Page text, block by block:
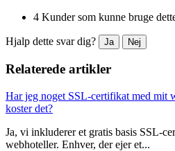
4 Kunder som kunne bruge
Hjalp dette svar dig? Ja Nej
Relaterede artikler
Har jeg noget SSL-certifikat med mit
koster det?
Ja, vi inkluderer et gratis basis SSL-
webhoteller. Enhver, der ejer et...